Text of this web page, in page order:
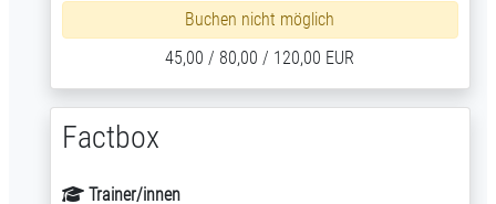
Buchen nicht möglich
45,00 / 80,00 / 120,00 EUR
Factbox
Trainer/innen